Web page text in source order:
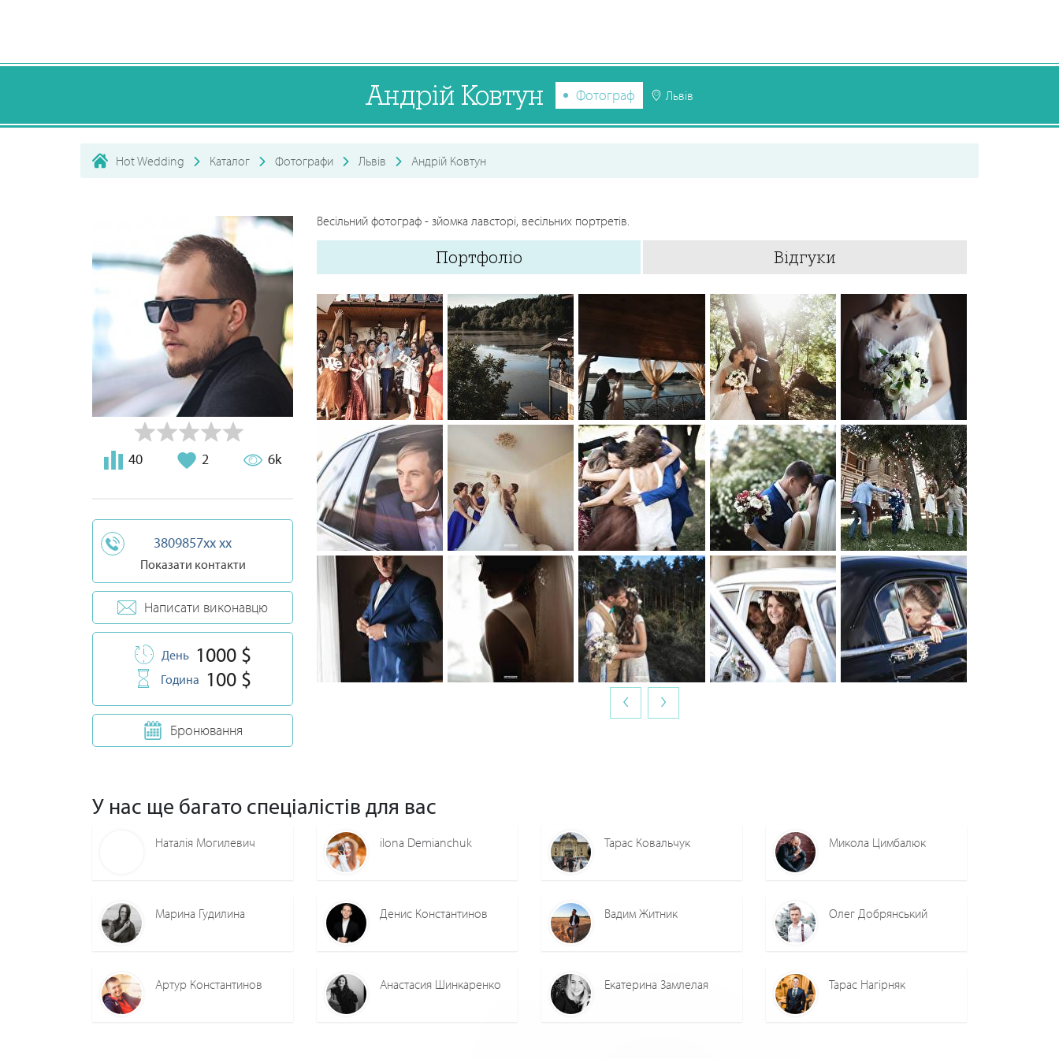
Андрій Ковтун Фотограф Львів
Hot Wedding Каталог Фотографи Львів Андрій Ковтун
40 2 6k
3809857xx xx
Показати контакти
Написати виконавцю
День 1000 $
Година 100 $
Бронювання
Весільний фотограф - зйомка лавсторі, весільних портретів.
Портфоліо Відгуки
0 0 0 0 0 0 0 0 0
0 0 0 0 0 0 0 0
0
‹ ›
У нас ще багато спеціалістів для вас
Наталія Могилевич ilona Demianchuk Тарас Ковальчук Микола Цимбалюк
Марина Гудилина Денис Константинов Вадим Житник Олег Добрянський
Артур Константинов Анастасия Шинкаренко Екатерина Замлелая Тарас Нагірняк